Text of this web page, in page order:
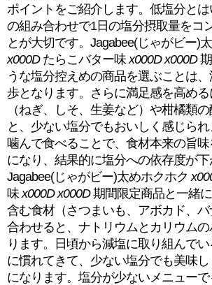
ポイントをご紹介します。低塩分と
の組み合わせで1日の塩分摂取量をコ
とが大切です。Jagabee(じゃがビー)
x000Dたらこバター味x000D x000D期
うな塩分控えめの商品を選ぶことは
歩となります。さらに満足感を高め
（ねぎ、しそ、生姜など）や柑橘類
と、少ない塩分でもおいしく感じられ
噛んで食べることで、食材本来の旨
になり、結果的に塩分への依存度が下
Jagabee(じゃがビー)太めホクホク
味x000D x000D期間限定商品と一緒
含む食材（さつまいも、アボカド、
合わせると、ナトリウムとカリウム
ります。日頃から減塩に取り組んで
に慣れてきて、少ない塩分でも美味
になります。塩分が少ないメニュー